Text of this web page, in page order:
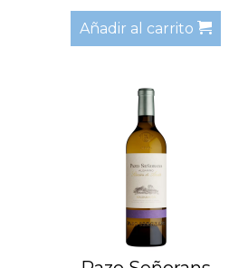
Añadir al carrito